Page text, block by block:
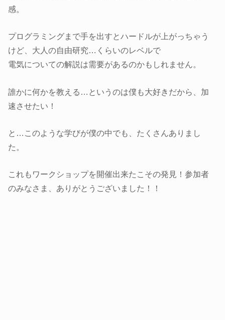
感。
プログラミングまで手を出すとハードルが上がっちゃう
けど、大人の自由研究…くらいのレベルで
電気についての解説は需要があるのかもしれません。
誰かに何かを教える…というのは僕も大好きだから、加
速させたい！
と…このような学びが僕の中でも、たくさんありまし
た。
これもワークショップを開催出来たこその発見！参加者
のみなさま、ありがとうございました！！